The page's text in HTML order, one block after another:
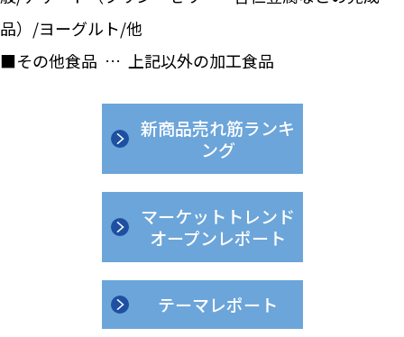
品）/ヨーグルト/他
■その他食品 … 上記以外の加工食品
新商品売れ筋ランキ
ング
マーケットトレンド
オープンレポート
テーマレポート